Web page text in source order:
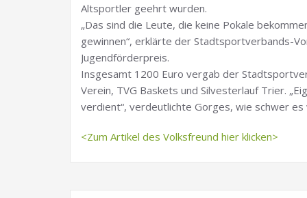
Altsportler geehrt wurden.
„Das sind die Leute, die keine Pokale
gewinnen“, erklärte der Stadtsportverbands-
Jugendförderpreis.
Insgesamt 1200 Euro vergab der
Verein, TVG Baskets und Silvesterlauf Trier.
verdient“, verdeutlichte Gorges, wie schwer
<Zum Artikel des Volksfreund hier klicken>